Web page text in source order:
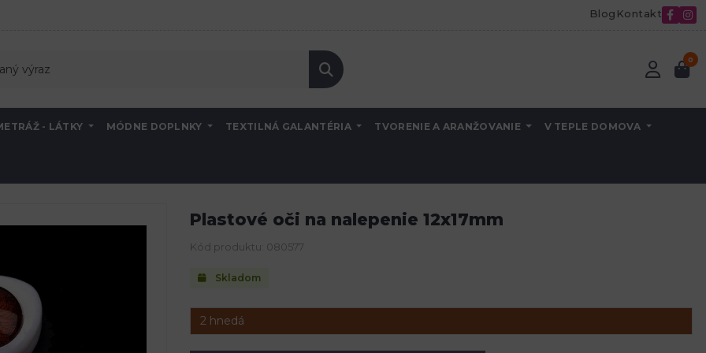
Blog Kontakt
0
- LÁTKY MÓDNE DOPLNKY TEXTILNÁ GALANTÉRIA TVORENIE A ARANŽOVANIE V TEPLE DOMOVA
Plastové oči na nalepenie 12x17mm
Kód produktu: 080577
Skladom